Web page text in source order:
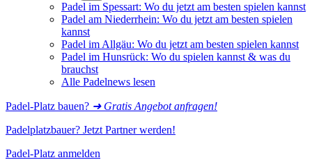
Padel im Spessart: Wo du jetzt am besten spielen kannst
Padel am Niederrhein: Wo du jetzt am besten spielen
kannst
Padel im Allgäu: Wo du jetzt am besten spielen kannst
Padel im Hunsrück: Wo du spielen kannst & was du
brauchst
Alle Padelnews lesen
Padel-Platz bauen? ➜ Gratis Angebot anfragen!
Padelplatzbauer? Jetzt Partner werden!
Padel-Platz anmelden